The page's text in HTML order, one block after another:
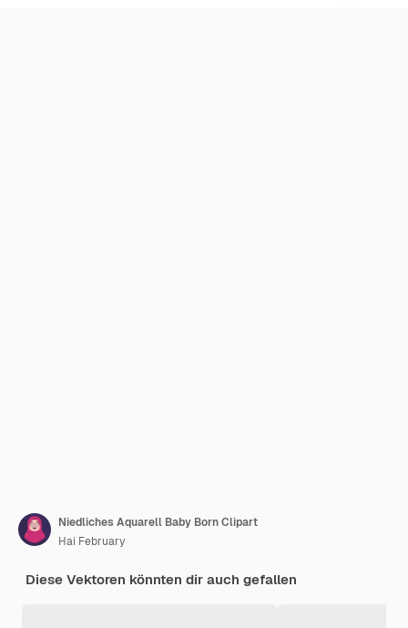
Niedliches Aquarell Baby Born Clipart
Hai February
Diese Vektoren könnten dir auch gefallen